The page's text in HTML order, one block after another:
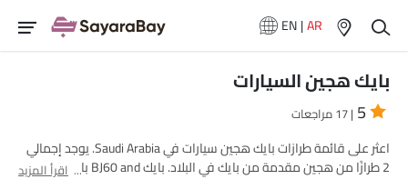
EN|AR
بايك هجين السيارات
5 | 17 مراجعات
اعثر على قائمة طرازات بايك هجين سيارات في Saudi Arabia. يوجد إجمالي
2 طرازًا من هجين مقدمة من بايك في البلاد. بايك BJ60 and بايك BJ30
اقرأ المزيد